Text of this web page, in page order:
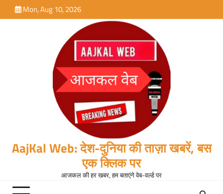
to
Mon, Aug 10, 2026
AajKal Web: देश-दुनिया की ताज़ा खबरें, बस
एक क्लिक पर
आजकल की हर खबर, हम बताएंगे वेब-वर्ल्ड पर